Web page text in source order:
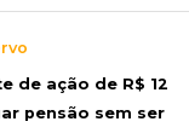
de ação de R$ 12
pensão sem ser